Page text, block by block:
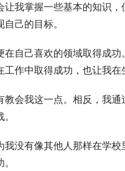
我掌握一些基本的知识
己的目标。
自己喜欢的领域取得成
作中取得成功，也让我在
会我这一点。相反，我
没有像其他人那样在学